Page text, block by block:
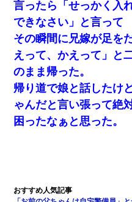
言ったら「せっかく入
できなさい」と言って
その瞬間に兄嫁が足を
えって、かえって」と
のまま帰った。
帰り道で娘と話したけ
ゃんだと言い張って絶
困ったなぁと思った。